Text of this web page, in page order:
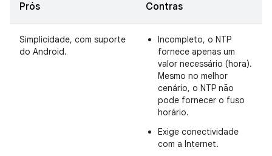
Prós Contras
Simplicidade, com suporte
do Android.
Incompleto, o NTP
fornece apenas um
valor necessário (hora).
Mesmo no melhor
cenário, o NTP não
pode fornecer o fuso
horário.
Exige conectividade
com a Internet.